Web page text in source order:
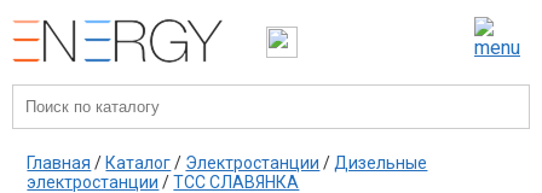
Главная / Каталог/ Электростанции / Дизельные
электростанции /ТСС СЛАВЯНКА